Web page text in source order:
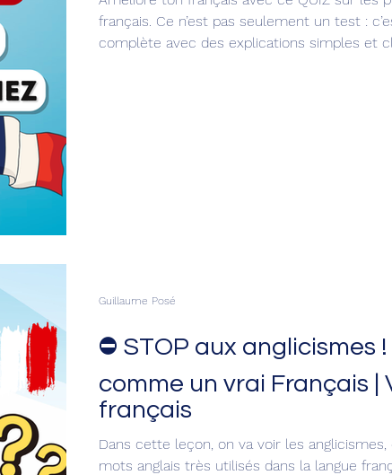
français. Ce n’est pas seulement un test : c’est aussi une révision
complète avec des explications simples et
⛔ STOP aux anglicismes
comme un vrai Français |
français
Dans cette leçon, on va voir les anglicismes,
mots anglais très utilisés dans la langue
Guillaume Posé